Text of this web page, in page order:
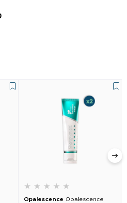
★ ★ ★ ★ ★
Opalescence Opalescence